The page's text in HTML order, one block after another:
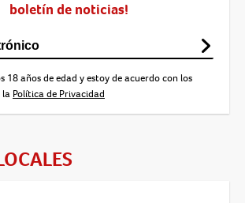
boletín de noticias!
18 años de edad y estoy de acuerdo con los
la Política de Privacidad